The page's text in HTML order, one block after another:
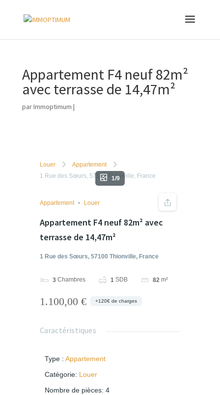
Appartement F4 neuf 82m²
avec terrasse de 14,47m²
parImmoptimum |
Louer
Appartement
1 Rue des Sœurs, 57100 Thionville, France
1/9
Appartement Louer
Appartement F4 neuf 82m² avec
terrasse de 14,47m²
1 Rue des Sœurs, 57100 Thionville, France
3Chambres 1 SDB 82 m²
1.100,00 € +120€ de charges
Caractéristiques
Type : Appartement
Catégorie: Louer
Nombre de pièces: 4